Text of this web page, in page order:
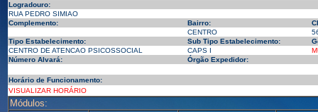
Logradouro:
RUA PEDRO SIMIAO
Complemento:
Bairro:
CENTRO
Tipo Estabelecimento:
Sub Tipo Estabelecimento:
CENTRO DE ATENCAO PSICOSSOCIAL
CAPS I
Número Alvará:
Órgão Expedidor:
Horário de Funcionamento:
VISUALIZAR HORÁRIO
Módulos: